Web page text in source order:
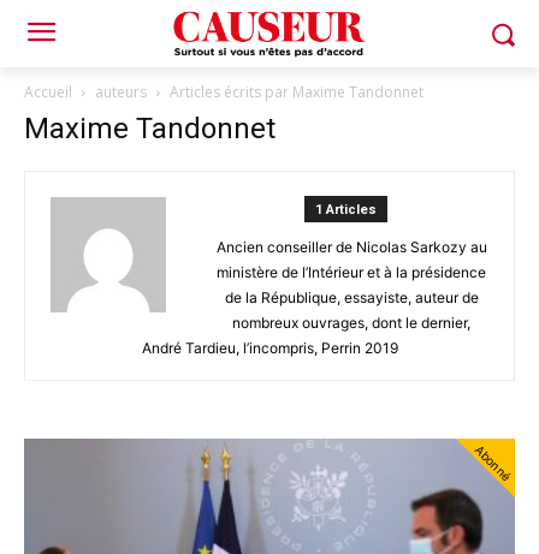
Accueil auteurs Articles écrits par Maxime Tandonnet
Maxime Tandonnet
1 Articles
Ancien conseiller de Nicolas Sarkozy au
ministère de l’Intérieur et à la présidence
de la République, essayiste, auteur de
nombreux ouvrages, dont le dernier,
André Tardieu, l’incompris, Perrin 2019
Abonné